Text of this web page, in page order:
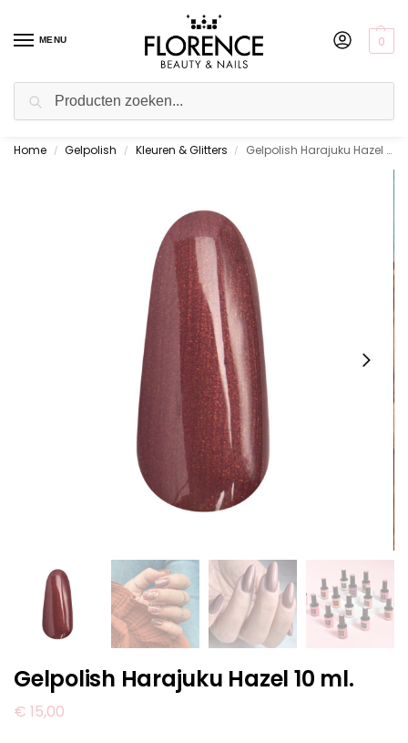
MENU 0
Gratis ophalen in de showroom
Home / Gelpolish / Kleuren & Glitters / Gelpolish Harajuku Hazel 10 ml.
Gelpolish Harajuku Hazel 10 ml.
€ 15,00